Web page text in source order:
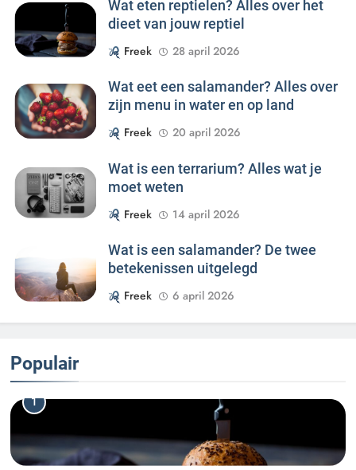
Wat eten reptielen? Alles over het
dieet van jouw reptiel
Freek
28 april 2026
Wat eet een salamander? Alles over
zijn menu in water en op land
Freek
20 april 2026
Wat is een terrarium? Alles wat je
moet weten
Freek
14 april 2026
Wat is een salamander? De twee
betekenissen uitgelegd
Freek
6 april 2026
Populair
1